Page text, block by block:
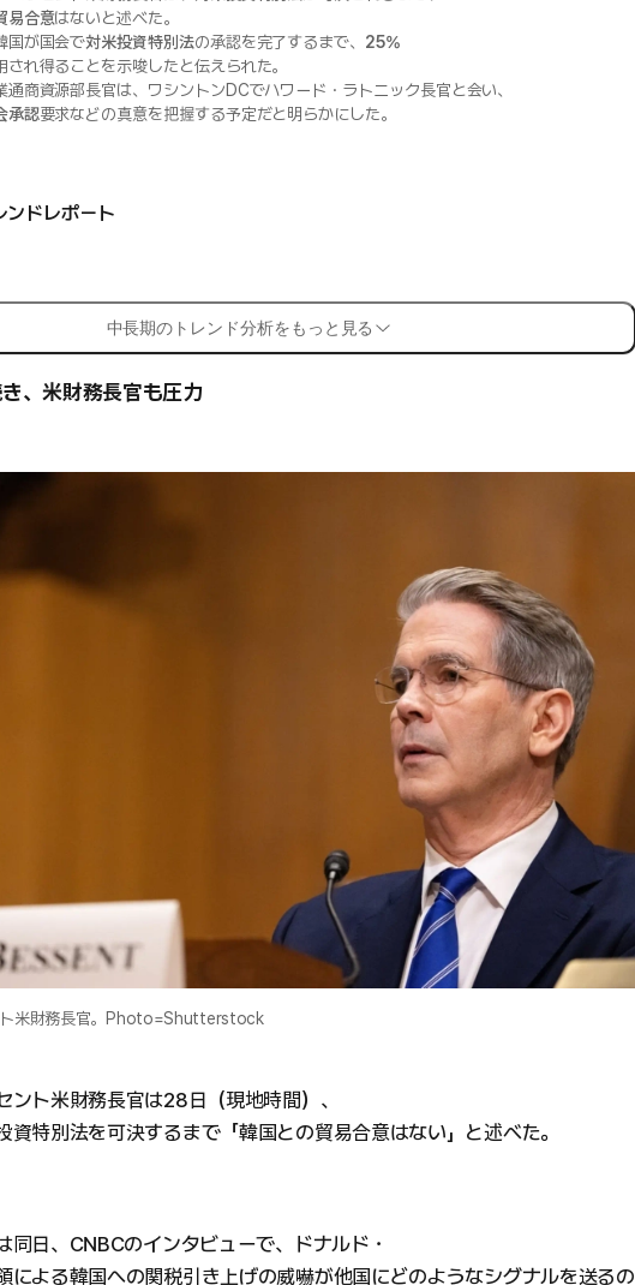
易合意はないと述べた。
国が国会で対米投資特別法の承認を完了するまで、 25%
され得ることを示唆したと伝えられた。
通商資源部長官は、ワシントンDCでハワード・ラトニック長官と会い、
承認要求などの真意を把握する予定だと明らかにした。
ンドレポート
中長期のトレンド分析をもっと見る
、米財務長官も圧力
ト米財務長官。Photo=Shutterstock
ント米財務長官は28日（現地時間）、
資特別法を可決するまで「韓国との貿易合意はない」と述べた。
同日、CNBCのインタビューで、ドナルド・
による韓国への関税引き上げの威嚇が他国にどのようなシグナルを送るの